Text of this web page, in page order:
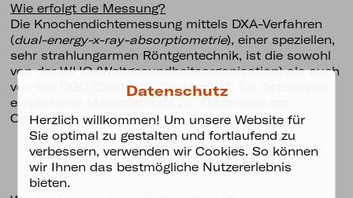
Wie erfolgt die Messung?
Die Knochendichtemessung mittels DXA-Verfahren
(dual-energy-x-ray-absorptiometrie), einer speziellen,
sehr strahlungarmen Röntgentechnik, ist die sowohl
von der WHO (Weltgesundheitsorganisation) als auch
von der DGO (Deutsche Gesellschaft für Osteologie)
empfohlene Messmethode zur Diagnostik der
Osteoporose.
Datenschutz
Herzlich willkommen! Um unsere Website für
Sie optimal zu gestalten und fortlaufend zu
verbessern, verwenden wir Cookies. So können
wir Ihnen das bestmögliche Nutzererlebnis
bieten.